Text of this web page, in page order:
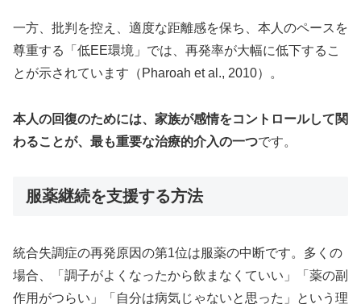
一方、批判を控え、適度な距離感を保ち、本人のペースを
尊重する「低EE環境」では、再発率が大幅に低下するこ
とが示されています（Pharoah et al., 2010）。
本人の回復のためには、家族が感情をコントロールして関
わることが、最も重要な治療的介入の一つです。
服薬継続を支援する方法
統合失調症の再発原因の第1位は服薬の中断です。多くの
場合、「調子がよくなったから飲まなくていい」「薬の副
作用がつらい」「自分は病気じゃないと思った」という理